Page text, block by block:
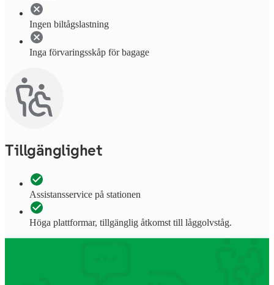
Ingen biltågslastning
Inga förvaringsskåp för bagage
Tillgänglighet
Assistansservice på stationen
Höga plattformar, tillgänglig åtkomst till låggolvståg.